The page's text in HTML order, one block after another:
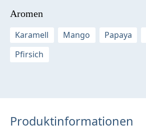
Aromen
Karamell
Mango Papaya
Pfirsich
Produktinformationen